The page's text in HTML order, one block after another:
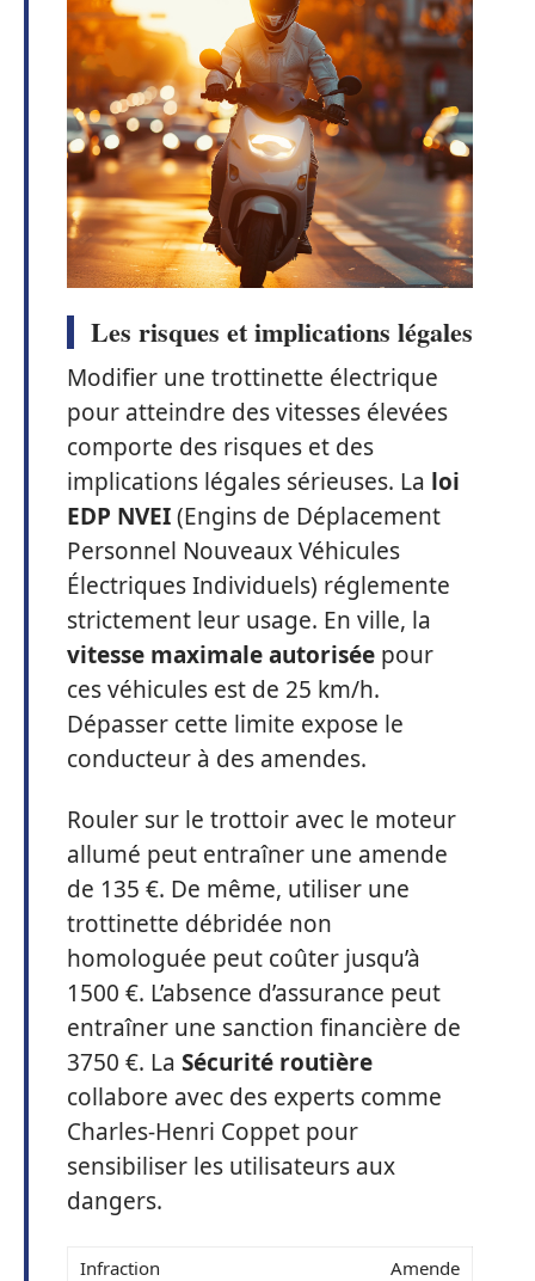
Les risques et implications légales
Modifier une trottinette électrique
pour atteindre des vitesses élevées
comporte des risques et des
implications légales sérieuses. La loi
EDP NVEI(Engins de Déplacement
Personnel Nouveaux Véhicules
Électriques Individuels) réglemente
strictement leur usage. En ville, la
vitesse maximale autorisée pour
ces véhicules est de 25 km/h.
Dépasser cette limite expose le
conducteur à des amendes.
Rouler sur le trottoir avec le moteur
allumé peut entraîner une amende
de 135 €. De même, utiliser une
trottinette débridée non
homologuée peut coûter jusqu’à
1500 €. L’absence d’assurance peut
entraîner une sanction financière de
3750 €. La Sécurité routière
collabore avec des experts comme
Charles-Henri Coppet pour
sensibiliser les utilisateurs aux
dangers.
Infraction
Amende